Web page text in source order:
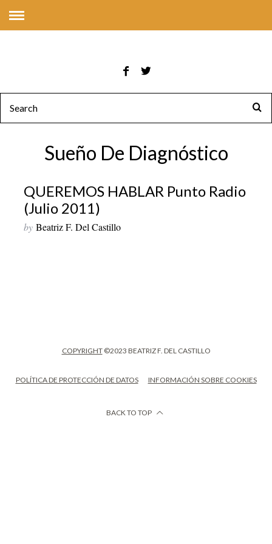
Sueño De Diagnóstico
QUEREMOS HABLAR Punto Radio
(Julio 2011)
by Beatriz F. Del Castillo
COPYRIGHT©2023 BEATRIZ F. DEL CASTILLO
POLÍTICA DE PROTECCIÓN DE DATOS INFORMACIÓN SOBRE COOKIES
BACK TO TOP